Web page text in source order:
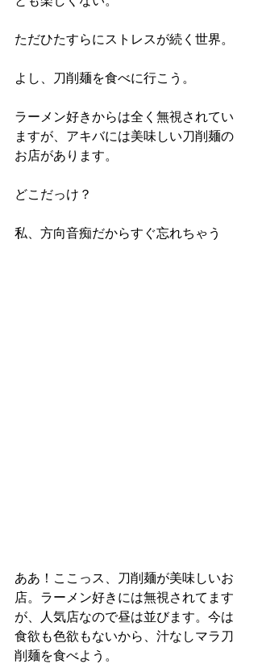
ただひたすらにストレスが続く世界。
よし、刀削麺を食べに行こう。
ラーメン好きからは全く無視されてい
ますが、アキバには美味しい刀削麺の
お店があります。
どこだっけ？
私、方向音痴だからすぐ忘れちゃう
ああ！ここっス、刀削麺が美味しいお
店。ラーメン好きには無視されてます
が、人気店なので昼は並びます。今は
食欲も色欲もないから、汁なしマラ刀
削麺を食べよう。